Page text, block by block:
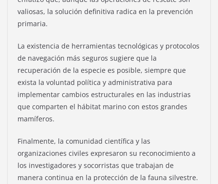
valiosas, la solución definitiva radica en la prevención
primaria.
La existencia de herramientas tecnológicas y protocolos
de navegación más seguros sugiere que la
recuperación de la especie es posible, siempre que
exista la voluntad política y administrativa para
implementar cambios estructurales en las industrias
que comparten el hábitat marino con estos grandes
mamíferos.
Finalmente, la comunidad científica y las
organizaciones civiles expresaron su reconocimiento a
los investigadores y socorristas que trabajan de
manera continua en la protección de la fauna silvestre.